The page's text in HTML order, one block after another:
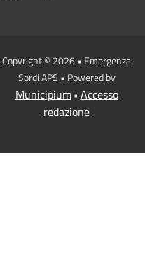
Copyright © 2026 • Emergenza
Sordi APS • Powered by
Municipium• Accesso
redazione